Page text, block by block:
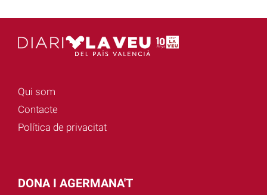
Qui som
Contacte
Política de privacitat
DONA I AGERMANA'T